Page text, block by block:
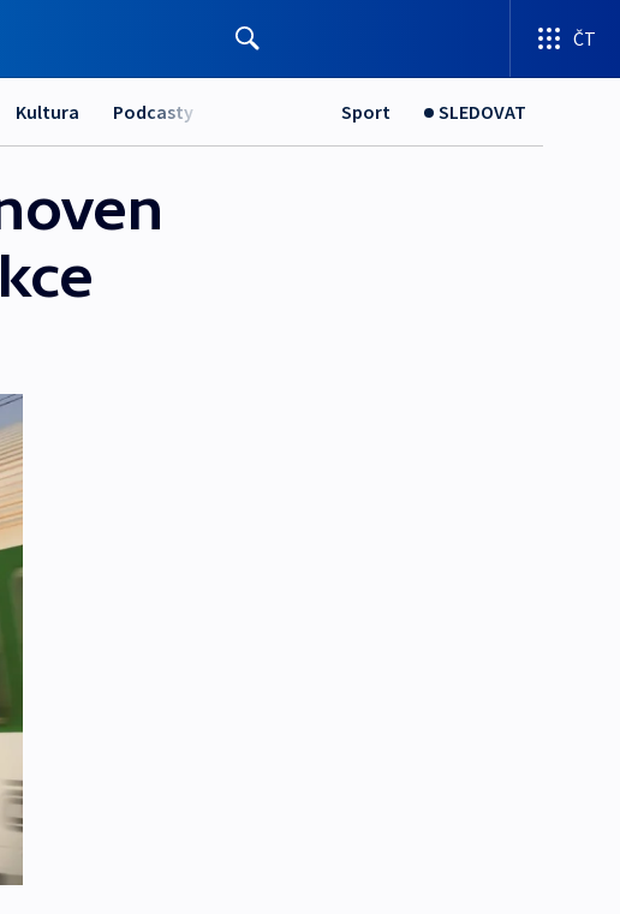
ČT
Kultura Podcasty Sport SLEDOVAT